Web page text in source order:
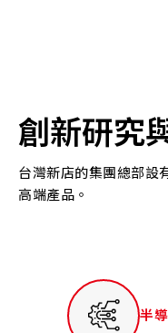
創新研究
台灣新店的集團總部設
高端產品。
半